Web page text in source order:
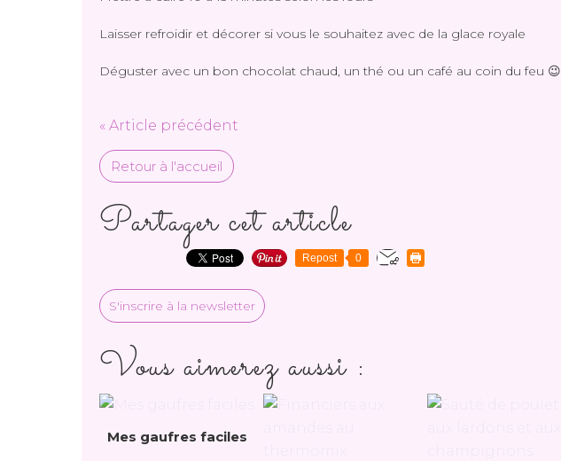
Laisser refroidir et décorer si vous le souhaitez avec de la glace royale
Déguster avec un bon chocolat chaud, un thé ou un café au coin du feu 😉
« Article précédent
Retour à l'accueil
Partager cet article
Repost 0
S'inscrire à la newsletter
Vous aimerez aussi :
Mes gaufres faciles